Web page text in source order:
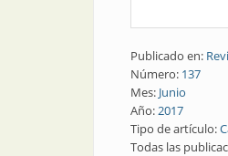
Publicado en:
Número: 137
Mes: Junio
Año:2017
Tipo de artículo:
Todas las